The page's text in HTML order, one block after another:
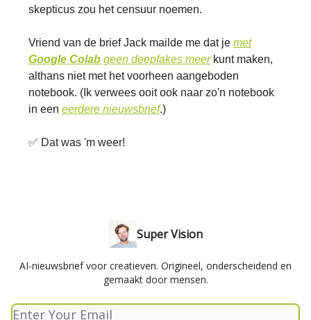
skepticus zou het censuur noemen.
Vriend van de brief Jack mailde me dat je met
Google Colab geen deepfakes meerkunt maken,
althans niet met het voorheen aangeboden
notebook. (Ik verwees ooit ook naar zo'n notebook
in een eerdere nieuwsbrief.)
✅ Dat was 'm weer!
Super Vision
AI-nieuwsbrief voor creatieven. Origineel, onderscheidend en
gemaakt door mensen.